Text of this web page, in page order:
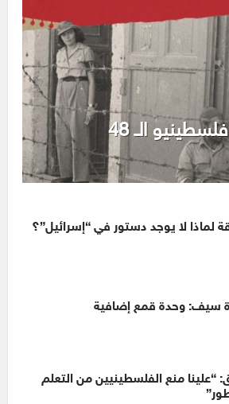
عندما سُجن فلسطينيو الـ 48
لماذا لا يوجد دستور في “إسرائيل”؟
سيف: وحدة قمع إضافية
“علينا منع الفلسطينيين من التعلم